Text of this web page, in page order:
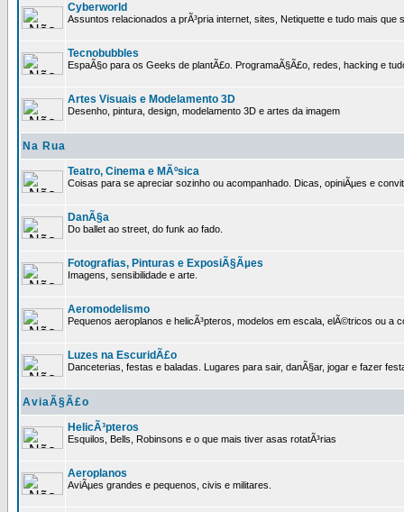
Cyberworld
Assuntos relacionados a prÃ³pria internet, sites, Netiquette e tudo mais que
Tecnobubbles
EspaÃ§o para os Geeks de plantÃ£o. ProgramaÃ§Ã£o, redes, hacking e
Artes Visuais e Modelamento 3D
Desenho, pintura, design, modelamento 3D e artes da imagem
Na Rua
Teatro, Cinema e MÃºsica
Coisas para se apreciar sozinho ou acompanhado. Dicas, opiniÃµes e
DanÃ§a
Do ballet ao street, do funk ao fado.
Fotografias, Pinturas e ExposiÃ§Ãµes
Imagens, sensibilidade e arte.
Aeromodelismo
Pequenos aeroplanos e helicÃ³pteros, modelos em escala, elÃ©tricos ou a
Luzes na EscuridÃ£o
Danceterias, festas e baladas. Lugares para sair, danÃ§ar, jogar e fazer
AviaÃ§Ã£o
HelicÃ³pteros
Esquilos, Bells, Robinsons e o que mais tiver asas rotatÃ³rias
Aeroplanos
AviÃµes grandes e pequenos, civis e militares.